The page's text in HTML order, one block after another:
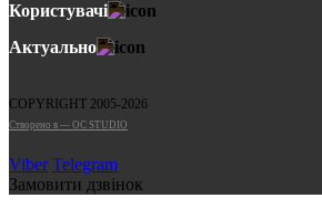
Користувачі
Актуально
COPYRIGHT 2005-2026
Cтворено в — OC STUDIO
Viber Telegram
Замовити дзвінок